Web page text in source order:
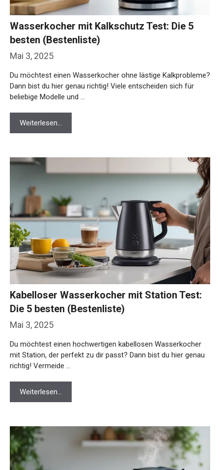
Mai 3, 2025
Wasserkocher mit Kalkschutz Test: Die 5
besten (Bestenliste)
Du möchtest einen Wasserkocher ohne lästige Kalkprobleme?
Dann bist du hier genau richtig! Viele entscheiden sich für
beliebige Modelle und …
Weiterlesen…
Mai 3, 2025
Kabelloser Wasserkocher mit Station Test:
Die 5 besten (Bestenliste)
Du möchtest einen hochwertigen kabellosen Wasserkocher
mit Station, der perfekt zu dir passt? Dann bist du hier genau
richtig! Vermeide …
Weiterlesen…